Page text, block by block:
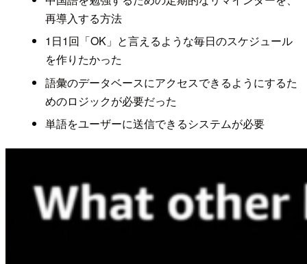
再導入する方法
1日1回「OK」と言えるような毎日のスケジュール
を作りたかった
語彙のデータベースにアクセスできるようにするた
めのロジックが必要だった
単語をユーザーに送信できるシステムが必要